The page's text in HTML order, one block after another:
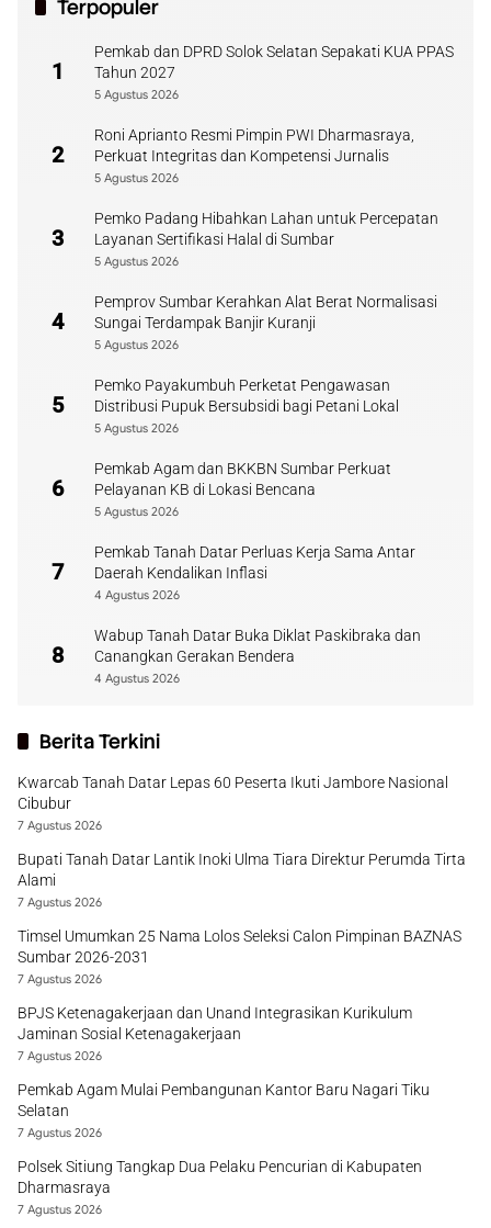
Terpopuler
1
Pemkab dan DPRD Solok Selatan Sepakati KUA PPAS
Tahun 2027
5 Agustus 2026
2
Roni Aprianto Resmi Pimpin PWI Dharmasraya,
Perkuat Integritas dan Kompetensi Jurnalis
5 Agustus 2026
3
Pemko Padang Hibahkan Lahan untuk Percepatan
Layanan Sertifikasi Halal di Sumbar
5 Agustus 2026
4
Pemprov Sumbar Kerahkan Alat Berat Normalisasi
Sungai Terdampak Banjir Kuranji
5 Agustus 2026
5
Pemko Payakumbuh Perketat Pengawasan
Distribusi Pupuk Bersubsidi bagi Petani Lokal
5 Agustus 2026
6
Pemkab Agam dan BKKBN Sumbar Perkuat
Pelayanan KB di Lokasi Bencana
5 Agustus 2026
7
Pemkab Tanah Datar Perluas Kerja Sama Antar
Daerah Kendalikan Inflasi
4 Agustus 2026
8
Wabup Tanah Datar Buka Diklat Paskibraka dan
Canangkan Gerakan Bendera
4 Agustus 2026
Berita Terkini
Kwarcab Tanah Datar Lepas 60 Peserta Ikuti Jambore Nasional
Cibubur
7 Agustus 2026
Bupati Tanah Datar Lantik Inoki Ulma Tiara Direktur Perumda Tirta
Alami
7 Agustus 2026
Timsel Umumkan 25 Nama Lolos Seleksi Calon Pimpinan BAZNAS
Sumbar 2026-2031
7 Agustus 2026
BPJS Ketenagakerjaan dan Unand Integrasikan Kurikulum
Jaminan Sosial Ketenagakerjaan
7 Agustus 2026
Pemkab Agam Mulai Pembangunan Kantor Baru Nagari Tiku
Selatan
7 Agustus 2026
Polsek Sitiung Tangkap Dua Pelaku Pencurian di Kabupaten
Dharmasraya
7 Agustus 2026